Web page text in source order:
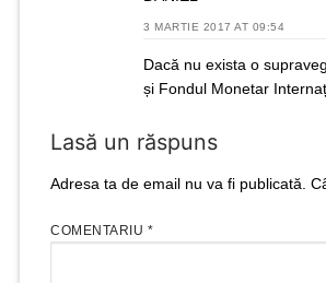
3 MARTIE 2017 AT 09:54
Dacă nu exista o
și Fondul Monetar
Lasă un răspuns
Adresa ta de email nu va fi publicată.
COMENTARIU *